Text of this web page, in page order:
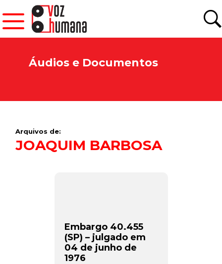
Áudios e Documentos
Arquivos de:
JOAQUIM BARBOSA
Embargo 40.455
(SP) – julgado em
04 de junho de
1976